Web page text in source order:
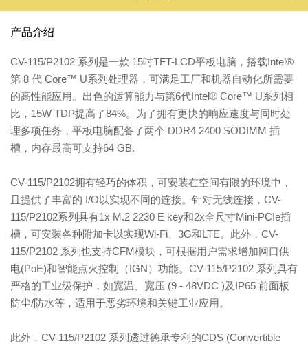
产品介绍
CV-115/P2102 系列是一款 15吋TFT-LCD平板电脑，搭载Intel®
第 8 代 Core™ U系列处理器，可满足工厂和机器自动化所需要
的高性能应用。出色的运算能力与第6代Intel® Core™ U系列相
比，15W TDP提高了84%。为了拥有更快的响应速度与同时处
理多项任务，平板电脑配备了两个 DDR4 2400 SODIMM 插
槽，内存最高可支持64 GB.
CV-115/P2102拥有轻巧的体积，可安装在空间有限的环境中，
且提供了丰富的 I/O以实现不同的连接。针对无线连接，CV-
115/P2102系列具有1x M.2 2230 E key和2x全尺寸Mini-PCIe插
槽，可安装各种附加卡以实现Wi-Fi、3G和LTE。此外，CV-
115/P2102 系列也支持CFM模块，可根据用户需求增加网口供
电(PoE)和智能点火控制（IGN）功能。CV-115/P2102 系列具有
严格的工业级保护，如宽温、宽压 (9 - 48VDC )及IP65 前面板
防尘/防水等，适用于恶劣环境和关键工业应用。
此外，CV-115/P2102 系列透过德承专利的CDS (Convertible